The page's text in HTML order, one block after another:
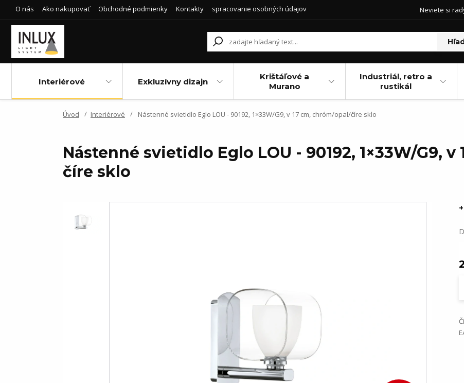
O nás Ako nakupovať Obchodné podmienky Kontakty spracovanie osobných údajov Neviete si
Interiérové Exkluzívny dizajn
Krištáľové a
Murano
Industriál, retro a
rustikál
Úvod Interiérové Nástenné svietidlo Eglo LOU - 90192, 1×33W/G9, v 17 cm, chróm/opal/číre sklo
Nástenné svietidlo Eglo LOU - 90192, 1×33W/G9,
číre sklo